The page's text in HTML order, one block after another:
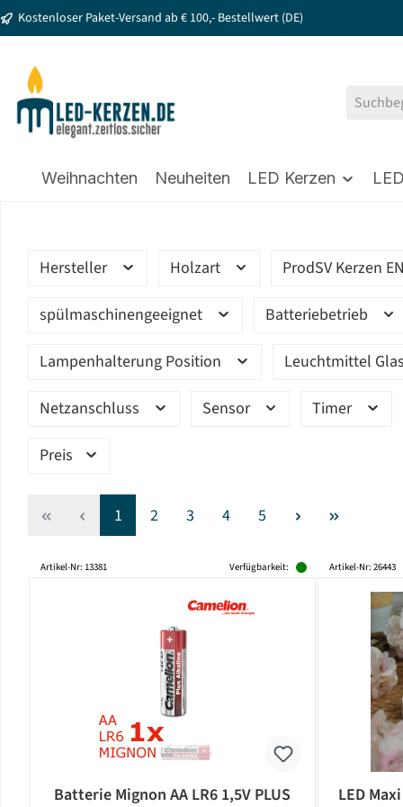
Zur Hauptnavigation springen
Kostenloser Paket-Versand ab € 100,- Bestellwert (DE)
Weihnachten Neuheiten LED Kerzen
Hersteller Holzart ProdSV Kerzen
spülmaschinengeeignet Batteriebetrieb
Lampenhalterung Position Leuchtmittel
Netzanschluss Sensor Timer
Preis
Seite
1 Seite
2 Seite
3 Seite
4 Seite
5
Artikel-Nr: 13381 Verfügbarkeit:
Batterie Mignon AA LR6 1,5V PLUS
Artikel-Nr: 26443
LED